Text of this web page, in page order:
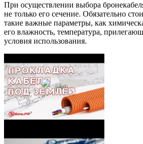
При осуществлении выбора
не только его сечение. Обязательно
такие важные параметры, как
его влажность, температура,
условия использования.